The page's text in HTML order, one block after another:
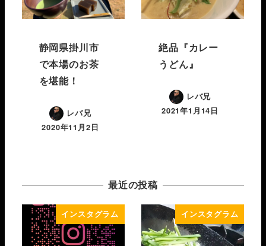
静岡県掛川市
で本場のお茶
を堪能！
レバ兄
2020年11月2日
絶品『カレー
うどん』
レバ兄
2021年1月14日
最近の投稿
インスタグラム インスタグラム